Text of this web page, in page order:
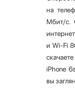
на
Мбит/с.
и Wi-Fi
iPhone
вы